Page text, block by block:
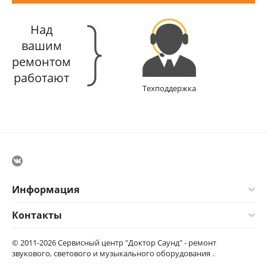
Над
вашим
ремонтом
работают
Техподдержка
Информация
Контакты
© 2011-2026 Сервисный центр "Доктор Саунд" - ремонт
звукового, светового и музыкального оборудования .